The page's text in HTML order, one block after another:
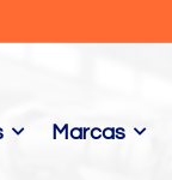
Marcas